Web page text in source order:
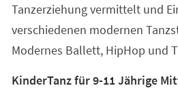
Tanzerziehung vermittelt und
verschiedenen modernen
Modernes Ballett, HipHop und
KinderTanz für 9-11 Jährige